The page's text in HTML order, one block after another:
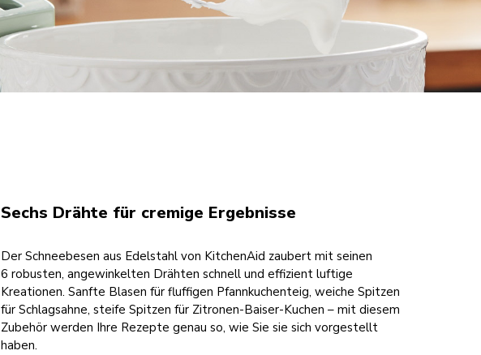
Sechs Drähte für cremige Ergebnisse
Der Schneebesen aus Edelstahl von KitchenAid zaubert mit seinen
6 robusten, angewinkelten Drähten schnell und effizient luftige
Kreationen. Sanfte Blasen für fluffigen Pfannkuchenteig, weiche Spitzen
für Schlagsahne, steife Spitzen für Zitronen-Baiser-Kuchen – mit diesem
Zubehör werden Ihre Rezepte genau so, wie Sie sie sich vorgestellt
haben.